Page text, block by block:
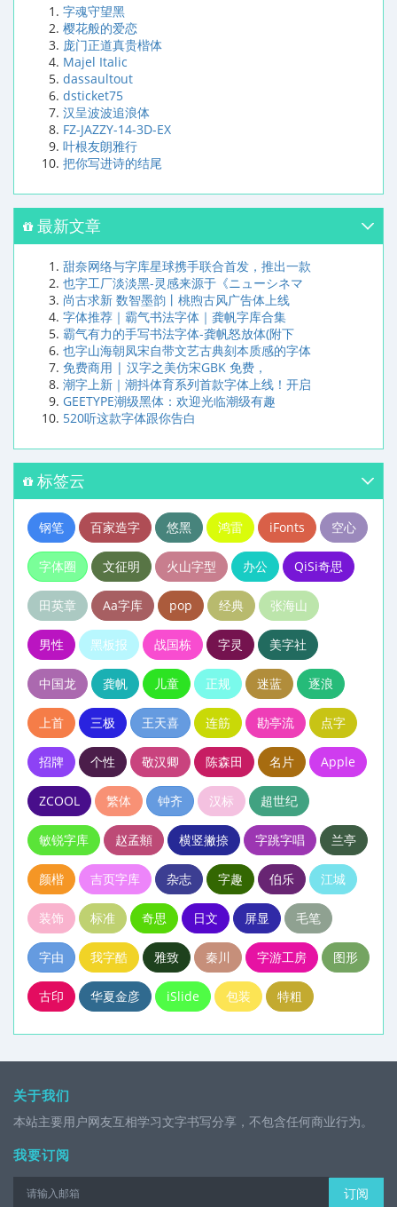
字魂守望黑
樱花般的爱恋
庞门正道真贵楷体
Majel Italic
dassaultout
dsticket75
汉呈波波追浪体
FZ-JAZZY-14-3D-EX
叶根友朗雅行
把你写进诗的结尾
最新文章
甜奈网络与字库星球携手联合首发，推出一款
也字工厂淡淡黑-灵感来源于《ニューシネマ
尚古求新 数智墨韵丨桃煦古风广告体上线
字体推荐｜霸气书法字体｜龚帆字库合集
霸气有力的手写书法字体-龚帆怒放体(附下
也字山海朝凤宋自带文艺古典刻本质感的字体
免费商用 | 汉字之美仿宋GBK 免费，
潮字上新｜潮抖体育系列首款字体上线！开启
GEETYPE潮级黑体：欢迎光临潮级有趣
520听这款字体跟你告白
标签云
钢笔 百家造字 悠黑 鸿雷 iFonts 空心
字体圈 文征明 火山字型 办公 QiSi奇思
田英章 Aa字库 pop 经典 张海山
男性 黑板报 战国栋 字灵 美字社
中国龙 龚帆 儿童 正规 迷蓝 逐浪
上首 三极 王天喜 连筋 勘亭流 点字
招牌 个性 敬汉卿 陈森田 名片 Apple
ZCOOL 繁体 钟齐 汉标 超世纪
敏锐字库 赵孟頫 横竖撇捺 字跳字唱 兰亭
颜楷 吉页字库 杂志 字趣 伯乐 江城
装饰 标准 奇思 日文 屏显 毛笔
字由 我字酷 雅致 秦川 字游工房 图形
古印 华夏金彦 iSlide 包装 特粗
关于我们
本站主要用户网友互相学习文字书写分享，不包含任何商业行为。
我要订阅
订阅